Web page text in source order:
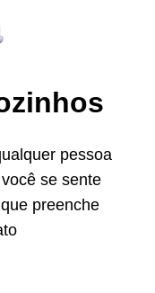
pessoa
se sente
preenche